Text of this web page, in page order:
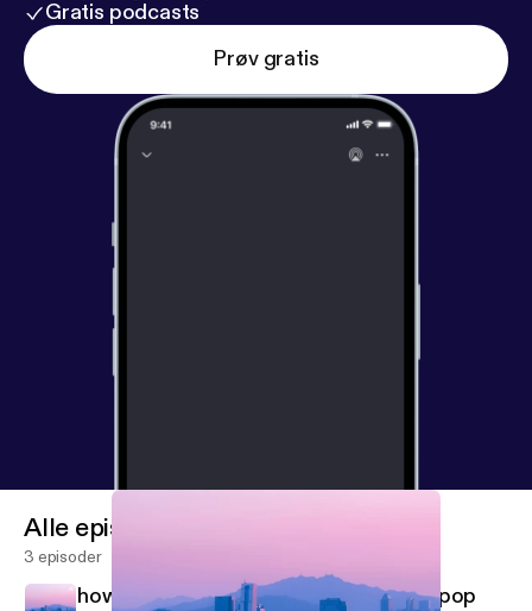
Gratis podcasts
Prøv gratis
Alle episoder
3 episoder
how to become a backup dancer for kpop